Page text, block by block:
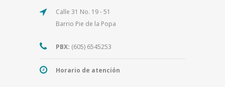
Calle 31 No. 19 - 51
Barrio Pie de la Popa
PBX: (605) 6545253
Horario de atención